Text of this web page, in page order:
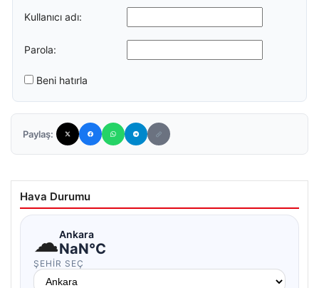
Kullanıcı adı:
Parola:
Beni hatırla
Paylaş:
Hava Durumu
☁Ankara
NaN°C
ŞEHIR SEÇ